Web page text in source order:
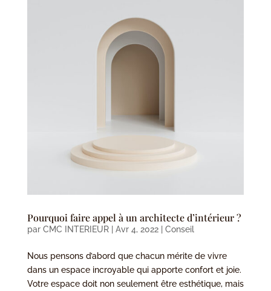
Pourquoi faire appel à un architecte d’intérieur ?
par CMC INTERIEUR| Avr 4, 2022| Conseil
Nous pensons d’abord que chacun mérite de vivre
dans un espace incroyable qui apporte confort et joie.
Votre espace doit non seulement être esthétique, mais